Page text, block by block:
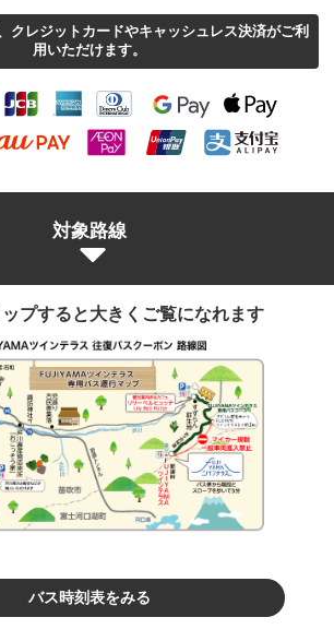
クレジットカードやキャッシュレス決済がご利
用いただけます。
対象路線
プすると大きくご覧になれます
バス時刻表をみる